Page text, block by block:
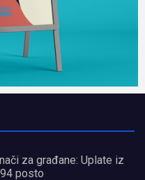
za građane: Uplate iz
posto